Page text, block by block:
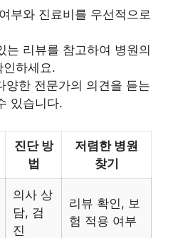
부와 진료비를 우선적으로
는 리뷰를 참고하여 병원의
하세요.
양한 전문가의 의견을 듣는
있습니다.
진단 방
법
저렴한 병원
찾기
의사 상
담, 검
진
리뷰 확인, 보
험 적용 여부